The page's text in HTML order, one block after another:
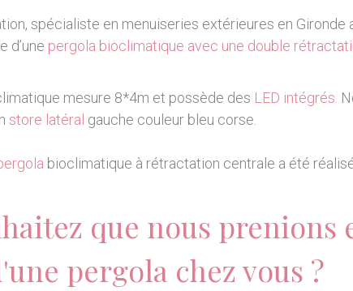
spécialiste en menuiseries extérieures en Gironde
d’une pergola bioclimatique avec une double
mesure 8*4m et possède des LED intégrés.
store latéral gauche couleur bleu corse.
bioclimatique à rétractation centrale a été
que nous prenions
pergola chez vous ?